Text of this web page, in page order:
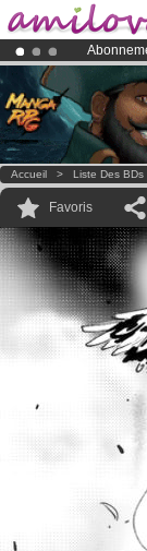
Déjà
Le
Accueil > Liste Des BDs
Favoris